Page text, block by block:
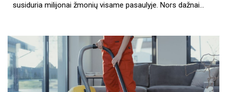
susiduria milijonai žmonių visame pasaulyje. Nors dažnai…